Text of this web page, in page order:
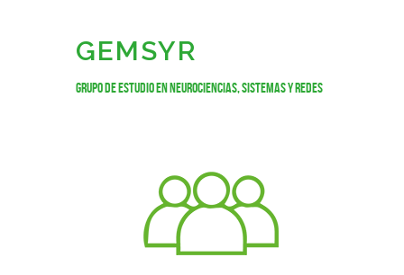
GEMSYR
Grupo de estudio en neurociencias, sistemas y redes